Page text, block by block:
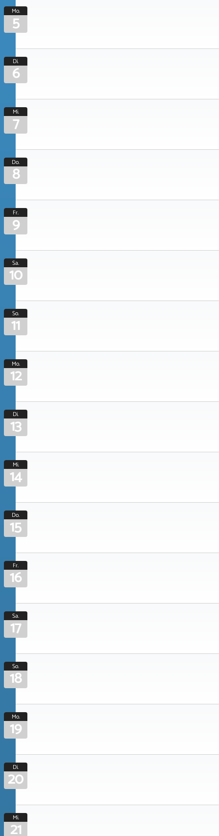
Mo.
5
Di.
6
Mi.
7
Do.
8
Fr.
9
Sa.
10
So.
11
Mo.
12
Di.
13
Mi.
14
Do.
15
Fr.
16
Sa.
17
So.
18
Mo.
19
Di.
20
Mi.
21